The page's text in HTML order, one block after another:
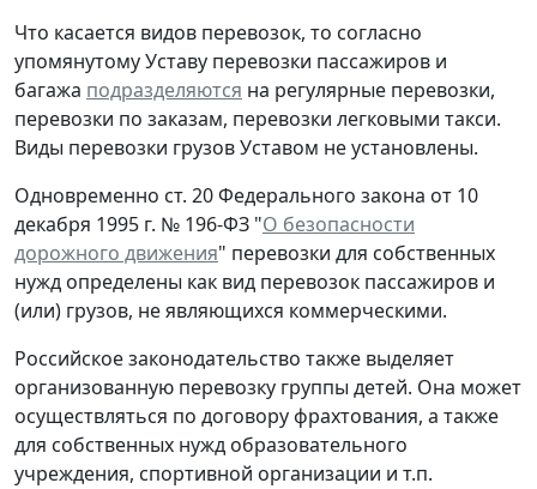
Что касается видов перевозок, то согласно
упомянутому Уставу перевозки пассажиров и
багажа подразделяются на регулярные перевозки,
перевозки по заказам, перевозки легковыми такси.
Виды перевозки грузов Уставом не установлены.
Одновременно ст. 20 Федерального закона от 10
декабря 1995 г. № 196-ФЗ "О безопасности
дорожного движения" перевозки для собственных
нужд определены как вид перевозок пассажиров и
(или) грузов, не являющихся коммерческими.
Российское законодательство также выделяет
организованную перевозку группы детей. Она может
осуществляться по договору фрахтования, а также
для собственных нужд образовательного
учреждения, спортивной организации и т.п.